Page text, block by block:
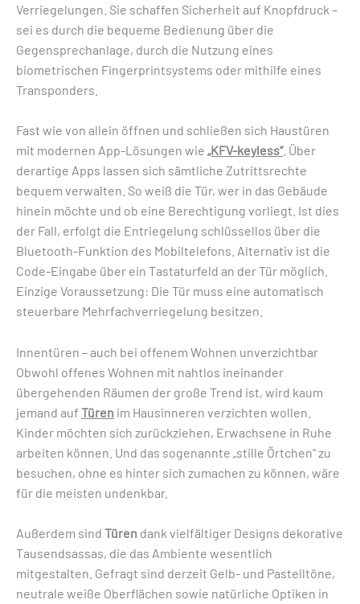
Verriegelungen. Sie schaffen Sicherheit auf Knopfdruck –
sei es durch die bequeme ­Bedienung über die
Gegensprechanlage, durch die Nutzung eines
biometrischen ­Fingerprintsystems oder mithilfe eines
Transponders.
Fast wie von allein öffnen und ­schließen sich Haustüren
mit modernen App-­Lösungen wie „KFV-keyless“. Über
derartige Apps lassen sich sämtliche Zutrittsrechte
bequem verwalten. So weiß die Tür, wer in das Gebäude
hinein möchte und ob eine Berechtigung vorliegt. Ist dies
der Fall, erfolgt die Entriegelung schlüssellos über die
Bluetooth-Funktion des Mobiltelefons. Alternativ ist die
Code-Eingabe über ein Tastaturfeld an der Tür möglich.
Einzige Voraussetzung: Die Tür muss eine automatisch
steuerbare Mehrfachver­riegelung besitzen.
Innentüren – auch bei offenem Wohnen unverzichtbar
Obwohl offenes Wohnen mit nahtlos ­ineinander
übergehenden Räumen der große Trend ist, wird kaum
jemand auf ­Türen im Hausinneren verzichten wollen.
Kinder möchten sich zurückziehen, Erwachsene in Ruhe
arbeiten ­können. Und das sogenannte „stille ­Örtchen“ zu
besuchen, ohne es hinter sich zumachen zu können, wäre
für die meisten undenkbar.
Außerdem sind Türen dank vielfältiger Designs dekorative
Tausendsassas, die das Ambiente wesentlich
mitgestalten. Gefragt sind derzeit Gelb- und Pastelltöne,
neutrale weiße Oberflächen sowie natür­liche Optiken in